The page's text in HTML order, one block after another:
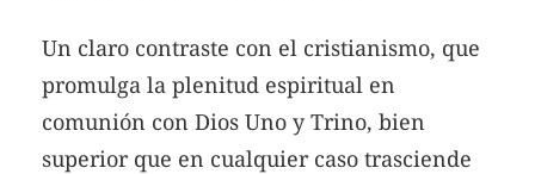
Un claro contraste con el cristianismo, que
promulga la plenitud espiritual en
comunión con Dios Uno y Trino, bien
superior que en cualquier caso trasciende